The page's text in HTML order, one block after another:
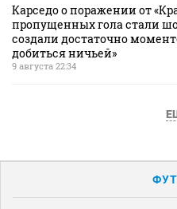
Карседо о поражении от
пропущенных гола стали
создали достаточно
добиться ничьей»
9 августа 22:34